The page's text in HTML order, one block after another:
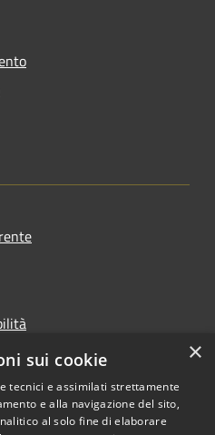
×
sui cookie
tecnici e assimilati strettamente
e alla navigazione del sito,
al solo fine di elaborare